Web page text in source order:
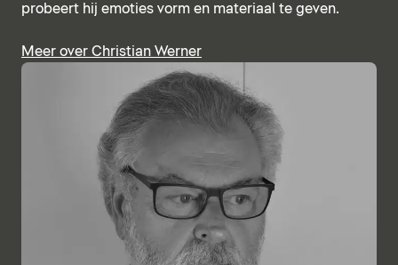
probeert hij emoties vorm en materiaal te geven.
Meer over Christian Werner